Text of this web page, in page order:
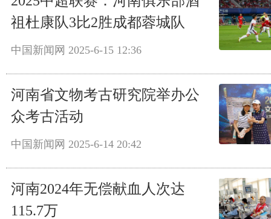
祖杜康队3比2胜成都蓉城队
中国新闻网 2025-6-15 12:36
河南省文物考古研究院举办公
众考古活动
中国新闻网 2025-6-14 20:42
河南2024年无偿献血人次达
115.7万